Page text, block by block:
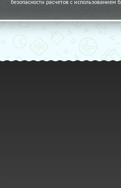
безопасности расчетов с использованием